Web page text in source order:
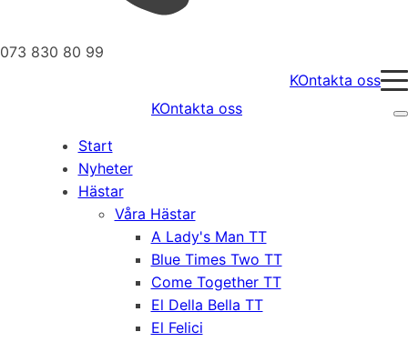
073 830 80 99
KOntakta oss
KOntakta oss
Start
Nyheter
Hästar
Våra Hästar
A Lady's Man TT
Blue Times Two TT
Come Together TT
El Della Bella TT
El Felici